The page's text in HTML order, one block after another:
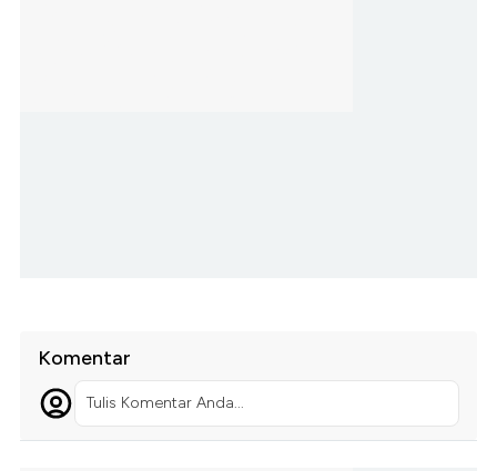
Komentar
Tulis Komentar Anda...